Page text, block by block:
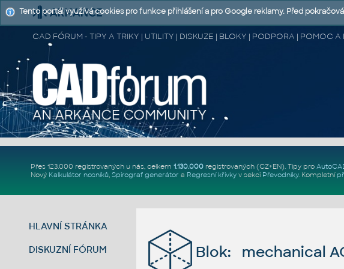
CAD FÓRUM - TIPY A TRIKY | UTILITY | DISKUZE | BLOKY | PODPORA | POMOC A
Přes 123.000 registrovaných u nás, celkem 1.130.000registrovaných (CZ+EN). Tipy pro
Nový Kalkulátor nosníků, Spirograf generátor a Regresní křivkyv sekci Převodníky. Kompletní
HLAVNÍ STRÁNKA
DISKUZNÍ FÓRUM Blok: mechanical
Tento portál využívá cookies pro funkce přihlášení a pro Google reklamy. Před